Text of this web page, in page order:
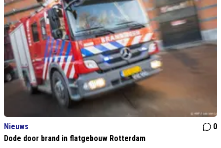
Nieuws
0
Dode door brand in flatgebouw Rotterdam